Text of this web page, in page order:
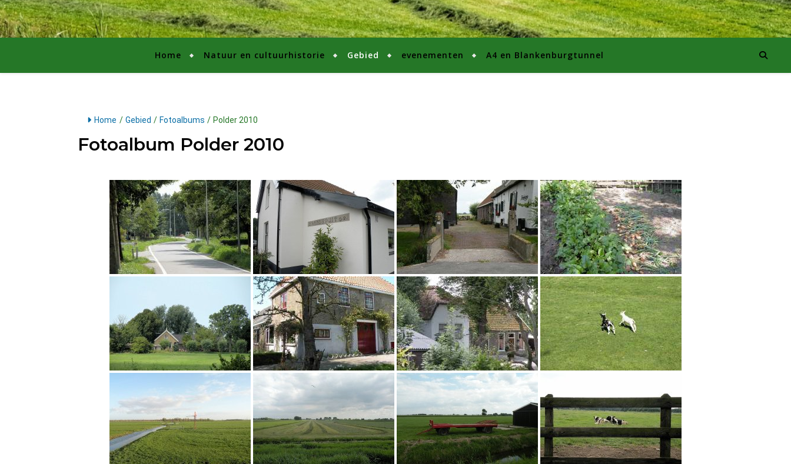
Home Natuur en cultuurhistorie Gebied evenementen A4 en Blankenburgtunnel
Home / Gebied / Fotoalbums / Polder 2010
Fotoalbum Polder 2010